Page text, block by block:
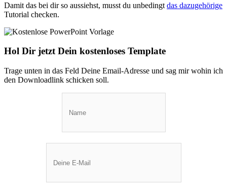
Damit das bei dir so aussiehst, musst du unbedingt das dazugehörige
Tutorial checken.
Hol Dir jetzt Dein kostenloses Template
Trage unten in das Feld Deine Email-Adresse und sag mir wohin ich
den Downloadlink schicken soll.